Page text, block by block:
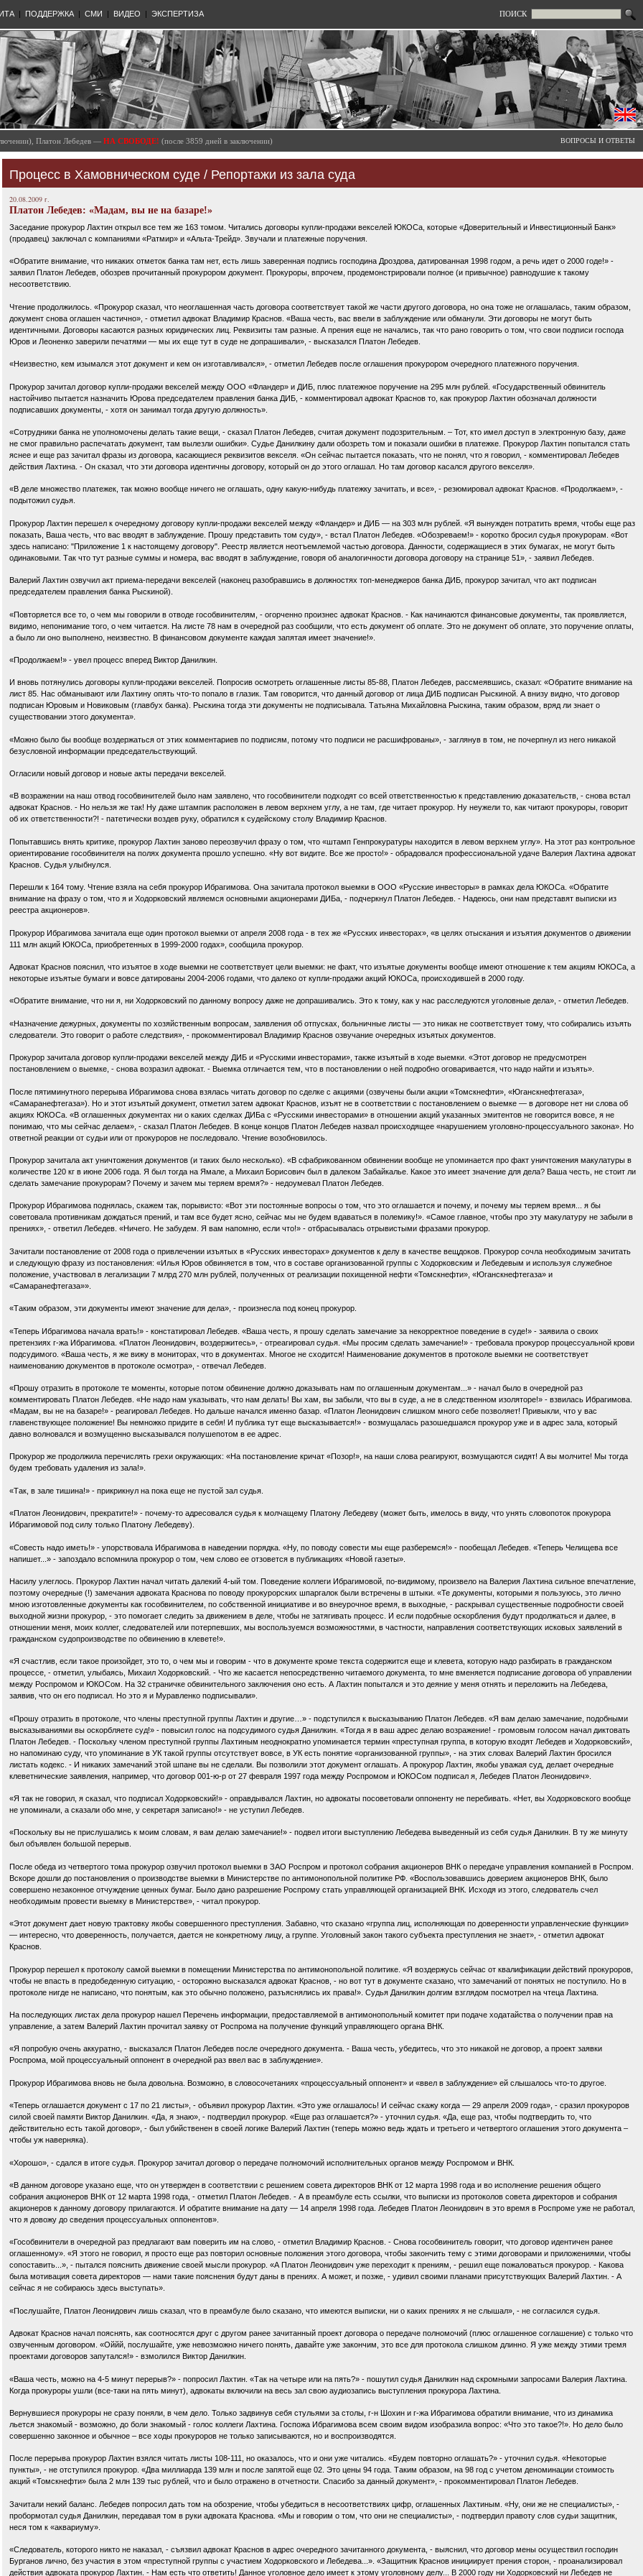
| ПОДДЕРЖКА | СМИ | ВИДЕО | ЭКСПЕРТИЗА ПОИСК
Платон Лебедев — НА СВОБОДЕ! (после 3859 дней в заключении) ВОПРОСЫ И ОТВЕТЫ
Процесс в Хамовническом суде / Репортажи из зала суда
20.08.2009 г.
Платон Лебедев: «Мадам, вы не на базаре!»
Заседание прокурор Лахтин открыл все тем же 163 томом. Читались договоры купли-продажи векселей ЮКОСа, которые «Доверительный и Инвестиционный Банк»
(продавец) заключал с компаниями «Ратмир» и «Альта-Трейд». Звучали и платежные поручения.
«Обратите внимание, что никаких отметок банка там нет, есть лишь заверенная подпись господина Дроздова, датированная 1998 годом, а речь идет о 2000 годе!» -
заявил Платон Лебедев, обозрев прочитанный прокурором документ. Прокуроры, впрочем, продемонстрировали полное (и привычное) равнодушие к такому
несоответствию.
Чтение продолжилось. «Прокурор сказал, что неоглашенная часть договора соответствует такой же части другого договора, но она тоже не оглашалась, таким образом,
документ снова оглашен частично», - отметил адвокат Владимир Краснов. «Ваша честь, вас ввели в заблуждение или обманули. Эти договоры не могут быть
идентичными. Договоры касаются разных юридических лиц. Реквизиты там разные. А прения еще не начались, так что рано говорить о том, что свои подписи господа
Юров и Леоненко заверили печатями — мы их еще тут в суде не допрашивали», - высказался Платон Лебедев.
«Неизвестно, кем изымался этот документ и кем он изготавливался», - отметил Лебедев после оглашения прокурором очередного платежного поручения.
Прокурор зачитал договор купли-продажи векселей между ООО «Фландер» и ДИБ, плюс платежное поручение на 295 млн рублей. «Государственный обвинитель
настойчиво пытается назначить Юрова председателем правления банка ДИБ, - комментировал адвокат Краснов то, как прокурор Лахтин обозначал должности
подписавших документы, - хотя он занимал тогда другую должность».
«Сотрудники банка не уполномочены делать такие вещи, - сказал Платон Лебедев, считая документ подозрительным. – Тот, кто имел доступ в электронную базу, даже
не смог правильно распечатать документ, там вылезли ошибки». Судье Данилкину дали обозреть том и показали ошибки в платежке. Прокурор Лахтин попытался стать
яснее и еще раз зачитал фразы из договора, касающиеся реквизитов векселя. «Он сейчас пытается показать, что не понял, что я говорил, - комментировал Лебедев
действия Лахтина. - Он сказал, что эти договора идентичны договору, который он до этого оглашал. Но там договор касался другого векселя».
«В деле множество платежек, так можно вообще ничего не оглашать, одну какую-нибудь платежку зачитать, и все», - резюмировал адвокат Краснов. «Продолжаем», -
подытожил судья.
Прокурор Лахтин перешел к очередному договору купли-продажи векселей между «Фландер» и ДИБ — на 303 млн рублей. «Я вынужден потратить время, чтобы еще раз
показать, Ваша честь, что вас вводят в заблуждение. Прошу представить том суду», - встал Платон Лебедев. «Обозреваем!» - коротко бросил судья прокурорам. «Вот
здесь написано: "Приложение 1 к настоящему договору". Реестр является неотъемлемой частью договора. Данности, содержащиеся в этих бумагах, не могут быть
одинаковыми. Так что тут разные суммы и номера, вас вводят в заблуждение, говоря об аналогичности договора договору на странице 51», - заявил Лебедев.
Валерий Лахтин озвучил акт приема-передачи векселей (наконец разобравшись в должностях топ-менеджеров банка ДИБ, прокурор зачитал, что акт подписан
председателем правления банка Рыскиной).
«Повторяется все то, о чем мы говорили в отводе гособвинителям, - огорченно произнес адвокат Краснов. - Как начинаются финансовые документы, так проявляется,
видимо, непонимание того, о чем читается. На листе 78 нам в очередной раз сообщили, что есть документ об оплате. Это не документ об оплате, это поручение оплаты,
а было ли оно выполнено, неизвестно. В финансовом документе каждая запятая имеет значение!».
«Продолжаем!» - увел процесс вперед Виктор Данилкин.
И вновь потянулись договоры купли-продажи векселей. Попросив осмотреть оглашенные листы 85-88, Платон Лебедев, рассмеявшись, сказал: «Обратите внимание на
лист 85. Нас обманывают или Лахтину опять что-то попало в глазик. Там говорится, что данный договор от лица ДИБ подписан Рыскиной. А внизу видно, что договор
подписан Юровым и Новиковым (главбух банка). Рыскина тогда эти документы не подписывала. Татьяна Михайловна Рыскина, таким образом, вряд ли знает о
существовании этого документа».
«Можно было бы вообще воздержаться от этих комментариев по подписям, потому что подписи не расшифрованы», - заглянув в том, не почерпнул из него никакой
безусловной информации председательствующий.
Огласили новый договор и новые акты передачи векселей.
«В возражении на наш отвод гособвинителей было нам заявлено, что гособвинители подходят со всей ответственностью к представлению доказательств, - снова встал
адвокат Краснов. - Но нельзя же так! Ну даже штампик расположен в левом верхнем углу, а не там, где читает прокурор. Ну неужели то, как читают прокуроры, говорит
об их ответственности?! - патетически воздев руку, обратился к судейскому столу Владимир Краснов.
Попытавшись внять критике, прокурор Лахтин заново переозвучил фразу о том, что «штамп Генпрокуратуры находится в левом верхнем углу». На этот раз контрольное
ориентирование гособвинителя на полях документа прошло успешно. «Ну вот видите. Все же просто!» - обрадовался профессиональной удаче Валерия Лахтина адвокат
Краснов. Судья улыбнулся.
Перешли к 164 тому. Чтение взяла на себя прокурор Ибрагимова. Она зачитала протокол выемки в ООО «Русские инвесторы» в рамках дела ЮКОСа. «Обратите
внимание на фразу о том, что я и Ходорковский являемся основными акционерами ДИБа, - подчеркнул Платон Лебедев. - Надеюсь, они нам представят выписки из
реестра акционеров».
Прокурор Ибрагимова зачитала еще один протокол выемки от апреля 2008 года - в тех же «Русских инвесторах», «в целях отыскания и изъятия документов о движении
111 млн акций ЮКОСа, приобретенных в 1999-2000 годах», сообщила прокурор.
Адвокат Краснов пояснил, что изъятое в ходе выемки не соответствует цели выемки: не факт, что изъятые документы вообще имеют отношение к тем акциям ЮКОСа, а
некоторые изъятые бумаги и вовсе датированы 2004-2006 годами, что далеко от купли-продажи акций ЮКОСа, происходившей в 2000 году.
«Обратите внимание, что ни я, ни Ходорковский по данному вопросу даже не допрашивались. Это к тому, как у нас расследуются уголовные дела», - отметил Лебедев.
«Назначение дежурных, документы по хозяйственным вопросам, заявления об отпусках, больничные листы — это никак не соответствует тому, что собирались изъять
следователи. Это говорит о работе следствия», - прокомментировал Владимир Краснов озвучание очередных изъятых документов.
Прокурор зачитала договор купли-продажи векселей между ДИБ и «Русскими инвесторами», также изъятый в ходе выемки. «Этот договор не предусмотрен
постановлением о выемке, - снова возразил адвокат. - Выемка отличается тем, что в постановлении о ней подробно оговаривается, что надо найти и изъять».
После пятиминутного перерыва Ибрагимова снова взялась читать договор по сделке с акциями (озвучены были акции «Томскнефти», «Юганскнефтегаза»,
«Самаранефтегаза»). Но и этот изъятый документ, отметил затем адвокат Краснов, изъят не в соответствии с постановлением о выемке — в договоре нет ни слова об
акциях ЮКОСа. «В оглашенных документах ни о каких сделках ДИБа с «Русскими инвесторами» в отношении акций указанных эмитентов не говорится вовсе, я не
понимаю, что мы сейчас делаем», - сказал Платон Лебедев. В конце концов Платон Лебедев назвал происходящее «нарушением уголовно-процессуального закона». Но
ответной реакции от судьи или от прокуроров не последовало. Чтение возобновилось.
Прокурор зачитала акт уничтожения документов (и таких было несколько). «В сфабрикованном обвинении вообще не упоминается про факт уничтожения макулатуры в
количестве 120 кг в июне 2006 года. Я был тогда на Ямале, а Михаил Борисович был в далеком Забайкалье. Какое это имеет значение для дела? Ваша честь, не стоит ли
сделать замечание прокурорам? Почему и зачем мы теряем время?» - недоумевал Платон Лебедев.
Прокурор Ибрагимова поднялась, скажем так, порывисто: «Вот эти постоянные вопросы о том, что это оглашается и почему, и почему мы теряем время... я бы
советовала противникам дождаться прений, и там все будет ясно, сейчас мы не будем вдаваться в полемику!». «Самое главное, чтобы про эту макулатуру не забыли в
прениях», - ответил Лебедев. «Ничего. Не забудем. Я вам напомню, если что!» - отбрасывалась отрывистыми фразами прокурор.
Зачитали постановление от 2008 года о привлечении изъятых в «Русских инвесторах» документов к делу в качестве вещдоков. Прокурор сочла необходимым зачитать
и следующую фразу из постановления: «Илья Юров обвиняется в том, что в составе организованной группы с Ходорковским и Лебедевым и используя служебное
положение, участвовал в легализации 7 млрд 270 млн рублей, полученных от реализации похищенной нефти «Томскнефти», «Юганскнефтегаза» и
«Самаранефтегаза»».
«Таким образом, эти документы имеют значение для дела», - произнесла под конец прокурор.
«Теперь Ибрагимова начала врать!» - констатировал Лебедев. «Ваша честь, я прошу сделать замечание за некорректное поведение в суде!» - заявила о своих
претензиях г-жа Ибрагимова. «Платон Леонидович, воздержитесь», - отреагировал судья. «Мы просим сделать замечание!» - требовала прокурор процессуальной крови
подсудимого. «Ваша честь, я же вижу в мониторах, что в документах. Многое не сходится! Наименование документов в протоколе выемки не соответствует
наименованию документов в протоколе осмотра», - отвечал Лебедев.
«Прошу отразить в протоколе те моменты, которые потом обвинение должно доказывать нам по оглашенным документам...» - начал было в очередной раз
комментировать Платон Лебедев. «Не надо нам указывать, что нам делать! Вы хам, вы забыли, что вы в суде, а не в следственном изоляторе!» - взвилась Ибрагимова.
«Мадам, вы не на базаре!» - реагировал Лебедев. Но дальше начался именно базар. «Платон Леонидович слишком много себе позволяет! Привыкли, что у вас
главенствующее положение! Вы немножко придите в себя! И публика тут еще высказывается!» - возмущалась разошедшаяся прокурор уже и в адрес зала, который
давно волновался и возмущенно высказывался полушепотом в ее адрес.
Прокурор же продолжила перечислять грехи окружающих: «На постановление кричат «Позор!», на наши слова реагируют, возмущаются сидят! А вы молчите! Мы тогда
будем требовать удаления из зала!».
«Так, в зале тишина!» - прикрикнул на пока еще не пустой зал судья.
«Платон Леонидович, прекратите!» - почему-то адресовался судья к молчащему Платону Лебедеву (может быть, имелось в виду, что унять словопоток прокурора
Ибрагимовой под силу только Платону Лебедеву).
«Совесть надо иметь!» - упорствовала Ибрагимова в наведении порядка. «Ну, по поводу совести мы еще разберемся!» - пообещал Лебедев. «Теперь Челищева все
напишет...» - запоздало вспомнила прокурор о том, чем слово ее отзовется в публикациях «Новой газеты».
Насилу улеглось. Прокурор Лахтин начал читать далекий 4-ый том. Поведение коллеги Ибрагимовой, по-видимому, произвело на Валерия Лахтина сильное впечатление,
поэтому очередные (!) замечания адвоката Краснова по поводу прокурорских шпаргалок были встречены в штыки. «Те документы, которыми я пользуюсь, это лично
мною изготовленные документы как гособвинителем, по собственной инициативе и во внеурочное время, в выходные, - раскрывал существенные подробности своей
выходной жизни прокурор, - это помогает следить за движением в деле, чтобы не затягивать процесс. И если подобные оскорбления будут продолжаться и далее, в
отношении меня, моих коллег, следователей или потерпевших, мы воспользуемся возможностями, в частности, направления соответствующих исковых заявлений в
гражданском судопроизводстве по обвинению в клевете!».
«Я счастлив, если такое произойдет, это то, о чем мы и говорим - что в документе кроме текста содержится еще и клевета, которую надо разбирать в гражданском
процессе, - отметил, улыбаясь, Михаил Ходорковский. - Что же касается непосредственно читаемого документа, то мне вменяется подписание договора об управлении
между Роспромом и ЮКОСом. На 32 страничке обвинительного заключения оно есть. А Лахтин попытался и это деяние у меня отнять и переложить на Лебедева,
заявив, что он его подписал. Но это я и Муравленко подписывали».
«Прошу отразить в протоколе, что члены преступной группы Лахтин и другие…» - подступился к высказыванию Платон Лебедев. «Я вам делаю замечание, подобными
высказываниями вы оскорбляете суд!» - повысил голос на подсудимого судья Данилкин. «Тогда я в ваш адрес делаю возражение! - громовым голосом начал диктовать
Платон Лебедев. - Поскольку членом преступной группы Лахтиным неоднократно упоминается термин «преступная группа, в которую входят Лебедев и Ходорковский»,
но напоминаю суду, что упоминание в УК такой группы отсутствует вовсе, в УК есть понятие «организованной группы», - на этих словах Валерий Лахтин бросился
листать кодекс. - И никаких замечаний этой шпане вы не сделали. Вы позволили этот документ оглашать. А прокурор Лахтин, якобы уважая суд, делает очередные
клеветнические заявления, например, что договор 001-ю-р от 27 февраля 1997 года между Роспромом и ЮКОСом подписал я, Лебедев Платон Леонидович».
«Я так не говорил, я сказал, что подписал Ходорковский!» - оправдывался Лахтин, но адвокаты посоветовали оппоненту не перебивать. «Нет, вы Ходорковского вообще
не упоминали, а сказали обо мне, у секретаря записано!» - не уступил Лебедев.
«Поскольку вы не прислушались к моим словам, я вам делаю замечание!» - подвел итоги выступлению Лебедева выведенный из себя судья Данилкин. В ту же минуту
был объявлен большой перерыв.
После обеда из четвертого тома прокурор озвучил протокол выемки в ЗАО Роспром и протокол собрания акционеров ВНК о передаче управления компанией в Роспром.
Вскоре дошли до постановления о производстве выемки в Министерстве по антимонопольной политике РФ. «Воспользовавшись доверием акционеров ВНК, было
совершено незаконное отчуждение ценных бумаг. Было дано разрешение Роспрому стать управляющей организацией ВНК. Исходя из этого, следователь счел
необходимым провести выемку в Министерстве», - читал прокурор.
«Этот документ дает новую трактовку якобы совершенного преступления. Забавно, что сказано «группа лиц, исполняющая по доверенности управленческие функции»
— интересно, что доверенность, получается, дается не конкретному лицу, а группе. Уголовный закон такого субъекта преступления не знает», - отметил адвокат
Краснов.
Прокурор перешел к протоколу самой выемки в помещении Министерства по антимонопольной политике. «Я воздержусь сейчас от квалификации действий прокуроров,
чтобы не впасть в предобеденную ситуацию, - осторожно высказался адвокат Краснов, - но вот тут в документе сказано, что замечаний от понятых не поступило. Но в
протоколе нигде не написано, что понятым, как это обычно положено, разъяснялись их права!». Судья Данилкин долгим взглядом посмотрел на чтеца Лахтина.
На последующих листах дела прокурор нашел Перечень информации, предоставляемой в антимонопольный комитет при подаче ходатайства о получении прав на
управление, а затем Валерий Лахтин прочитал заявку от Роспрома на получение функций управляющего органа ВНК.
«Я попробую очень аккуратно, - высказался Платон Лебедев после очередного документа. - Ваша честь, убедитесь, что это никакой не договор, а проект заявки
Роспрома, мой процессуальный оппонент в очередной раз ввел вас в заблуждение».
Прокурор Ибрагимова вновь не была довольна. Возможно, в словосочетаниях «процессуальный оппонент» и «ввел в заблуждение» ей слышалось что-то другое.
«Теперь оглашается документ с 17 по 21 листы», - объявил прокурор Лахтин. «Это уже оглашалось! И сейчас скажу когда — 29 апреля 2009 года», - сразил прокуроров
силой своей памяти Виктор Данилкин. «Да, я знаю», - подтвердил прокурор. «Еще раз оглашается?» - уточнил судья. «Да, еще раз, чтобы подтвердить то, что
действительно есть такой договор», - был убийственен в своей логике Валерий Лахтин (теперь можно ведь ждать и третьего и четвертого оглашения этого документа –
чтобы уж наверняка).
«Хорошо», - сдался в итоге судья. Прокурор зачитал договор о передаче полномочий исполнительных органов между Роспромом и ВНК.
«В данном договоре указано еще, что он утвержден в соответствии с решением совета директоров ВНК от 12 марта 1998 года и во исполнение решения общего
собрания акционеров ВНК от 12 марта 1998 года, - отметил Платон Лебедев. - А в преамбуле есть ссылки, что выписки из протоколов совета директоров и собрания
акционеров к данному договору прилагаются. И обратите внимание на дату — 14 апреля 1998 года. Лебедев Платон Леонидович в это время в Роспроме уже не работал,
что я довожу до сведения процессуальных оппонентов».
«Гособвинители в очередной раз предлагают вам поверить им на слово, - отметил Владимир Краснов. - Снова гособвинитель говорит, что договор идентичен ранее
оглашенному». «Я этого не говорил, я просто еще раз повторил основные положения этого договора, чтобы закончить тему с этими договорами и приложениями, чтобы
сопоставить...», - пытался пояснить движение своей мысли прокурор. «А Платон Леонидович уже переходит к прениям, - решил еще пожаловаться прокурор. - Какова
была мотивация совета директоров — нами такие пояснения будут даны в прениях. А может, и позже, - удивил своими планами присутствующих Валерий Лахтин. - А
сейчас я не собираюсь здесь выступать».
«Послушайте, Платон Леонидович лишь сказал, что в преамбуле было сказано, что имеются выписки, ни о каких прениях я не слышал», - не согласился судья.
Адвокат Краснов начал пояснять, как соотносятся друг с другом ранее зачитанный проект договора о передаче полномочий (плюс оглашенное соглашение) с только что
озвученным договором. «Оййй, послушайте, уже невозможно ничего понять, давайте уже закончим, это все для протокола слишком длинно. Я уже между этими тремя
проектами договоров запутался!» - взмолился Виктор Данилкин.
«Ваша честь, можно на 4-5 минут перерыв?» - попросил Лахтин. «Так на четыре или на пять?» - пошутил судья Данилкин над скромными запросами Валерия Лахтина.
Когда прокуроры ушли (все-таки на пять минут), адвокаты включили на весь зал свою аудиозапись выступления прокурора Лахтина.
Вернувшиеся прокуроры не сразу поняли, в чем дело. Только задвинув себя стульями за столы, г-н Шохин и г-жа Ибрагимова обратили внимание, что из динамика
льется знакомый - возможно, до боли знакомый - голос коллеги Лахтина. Госпожа Ибрагимова всем своим видом изобразила вопрос: «Что это такое?!». Но дело было
совершенно законное и обычное – все ходы прокуроров не только записываются, но и воспроизводятся.
После перерыва прокурор Лахтин взялся читать листы 108-111, но оказалось, что и они уже читались. «Будем повторно оглашать?» - уточнил судья. «Некоторые
пункты», - не отступился прокурор. «Два миллиарда 139 млн и после запятой еще 02. Это цены 94 года. Таким образом, на 98 год с учетом деноминации стоимость
акций «Томскнефти» была 2 млн 139 тыс рублей, что и было отражено в отчетности. Спасибо за данный документ», - прокомментировал Платон Лебедев.
Зачитали некий баланс. Лебедев попросил дать том на обозрение, чтобы убедиться в несоответствиях цифр, оглашенных Лахтиным. «Ну, они же не специалисты», -
пробормотал судья Данилкин, передавая том в руки адвоката Краснова. «Мы и говорим о том, что они не специалисты», - подтвердил правоту слов судьи защитник,
неся том к «аквариуму».
«Следователь, которого никто не наказал, - съязвил адвокат Краснов в адрес очередного зачитанного документа, - выяснил, что договор мены осуществил господин
Бурганов лично, без участия в этом «преступной группы с участием Ходорковского и Лебедева...». «Защитник Краснов инициирует прения сторон, - проанализировал
действия адвоката прокурор Лахтин. - Нам есть что ответить! Данное уголовное дело имеет к этому уголовному делу... В 2000 году ни Ходорковский ни Лебедев не